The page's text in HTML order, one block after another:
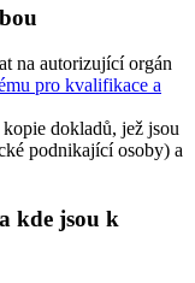
na autorizující orgán
pro kvalifikace a
dokladů, jež jsou
podnikající osoby) a
kde jsou k